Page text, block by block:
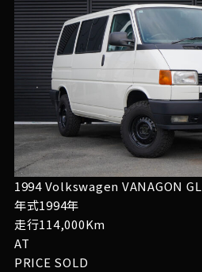
1994 Volkswagen VANAGON GL
年式1994年
走行114,000Km
AT
PRICE SOLD